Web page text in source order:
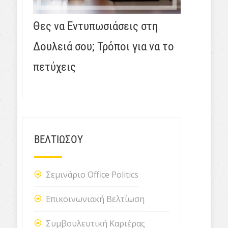
Θες να Εντυπωσιάσεις στη
Δουλειά σου; Τρόποι για να το
πετύχεις
ΒΕΛΤΙΩΣΟΥ
Σεμινάριο Office Politics
Επικοινωνιακή Βελτίωση
Συμβουλευτική Καριέρας